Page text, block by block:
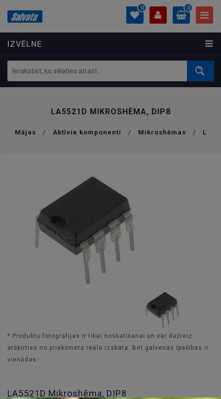
IZVĒLNE
0
PROFILS
Ielogoties
Izveidot kontu
0
0.00 €
LA5521D MIKROSHĒMA, DIP8
Mājas / Aktīvie komponenti / Mikroshēmas / L
* Produktu fotogrāfijas ir tikai noskatīšanai un var dažreiz
atšķirties no priekšmeta reāla izskata. Bet galvenās īpašības ir
vienādas.
LA5521D Mikroshēma, DIP8